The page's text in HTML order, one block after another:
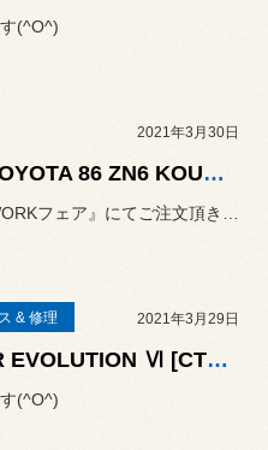
(^O^)
2021年3月30日
86 カスタマイズ事例 : TOYOTA 86 ZN6 KOUKI × WORK EMOTION T7R
& 修理 2021年3月29日
◆MITSUBISHI LANCER EVOLUTION Ⅵ [CT9A] 燃料タンク修理◆
(^O^)